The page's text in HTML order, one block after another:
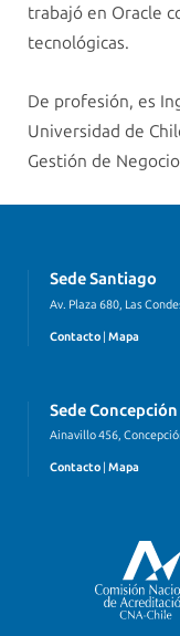
trabajó en Oracle
tecnológicas.
De profesión, es
Universidad de
Gestión de
Sede Santiago
Av. Plaza 680, Las
Contacto | Mapa
Sede Concepción
Ainavillo 456,
Contacto Mapa